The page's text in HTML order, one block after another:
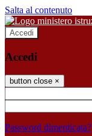
Salta al contenuto
Accedi
Accedi
button close ×
Password dimenticata?